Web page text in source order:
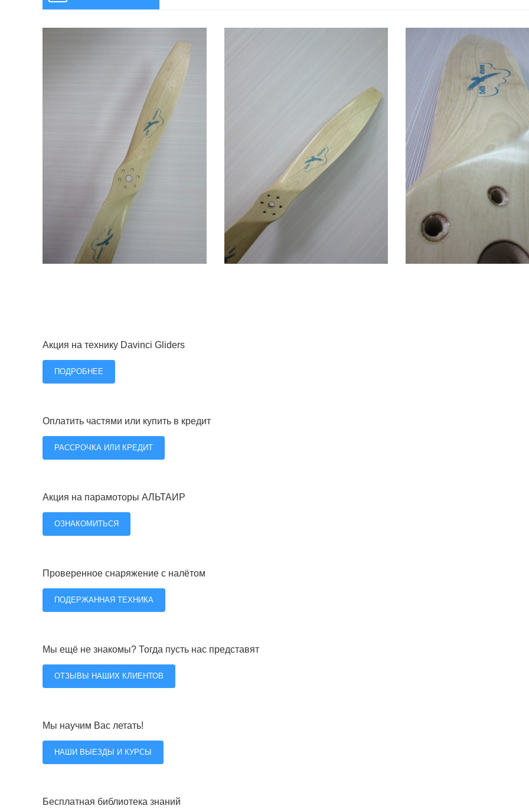
Акция на технику Davinci Gliders
ПОДРОБНЕЕ
Оплатить частями или купить в кредит
РАССРОЧКА ИЛИ КРЕДИТ
Акция на парамоторы АЛЬТАИР
ОЗНАКОМИТЬСЯ
Проверенное снаряжение с налётом
ПОДЕРЖАННАЯ ТЕХНИКА
Мы ещё не знакомы? Тогда пусть нас представят
ОТЗЫВЫ НАШИХ КЛИЕНТОВ
Мы научим Вас летать!
НАШИ ВЫЕЗДЫ И КУРСЫ
Бесплатная библиотека знаний